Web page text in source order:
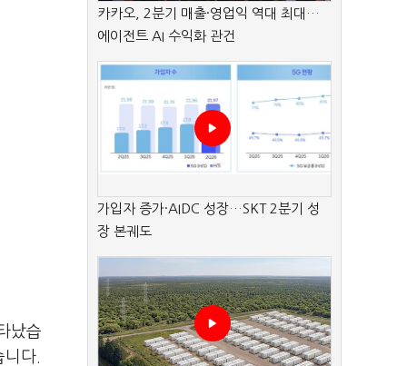
났습
다.
카카오, 2분기 매출·영업익 역대 최대…
에이전트 AI 수익화 관건
가입자 증가·AIDC 성장…SKT 2분기 성
장 본궤도